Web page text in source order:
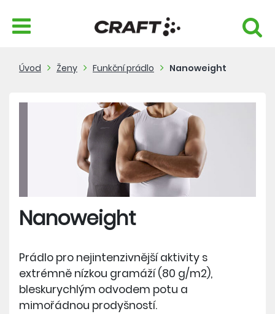
Úvod Ženy Funkční prádlo Nanoweight
Nanoweight
Prádlo pro nejintenzivnější aktivity s
extrémně nízkou gramáží (80 g/m2),
bleskurychlým odvodem potu a
mimořádnou prodyšností.